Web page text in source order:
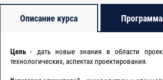
Описание курса
Цель- дать новые знания в области
технологических, аспектах проектирования.
обеспечение ядерной и
безопасности
хранения, радиоактивных веществ